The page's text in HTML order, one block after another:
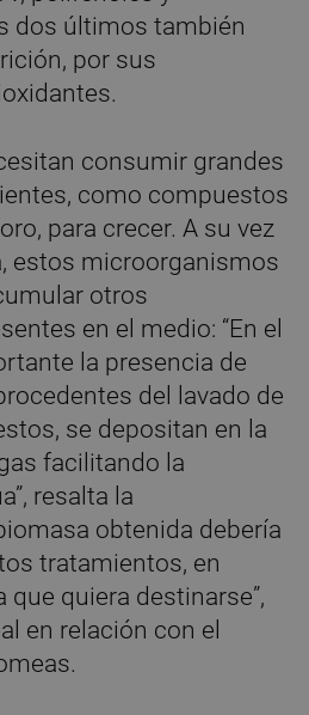
dos últimos también
por sus
consumir grandes
como compuestos
para crecer. A su vez
estos microorganismos
otros
en el medio: “En el
la presencia de
del lavado de
se depositan en la
facilitando la
resalta la
obtenida debería
tratamientos, en
quiera destinarse”,
en relación con el